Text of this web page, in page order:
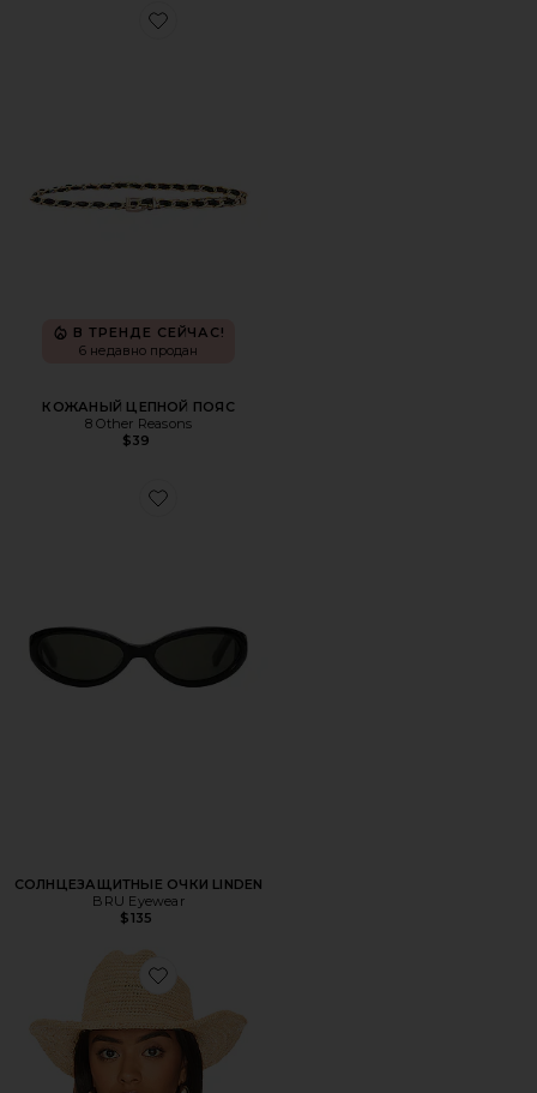
Favorite КОЖАНЫЙ ЦЕПНОЙ ПОЯС
В ТРЕНДЕ СЕЙЧАС!
6 недавно продан
КОЖАНЫЙ ЦЕПНОЙ ПОЯС
8 Other Reasons
$39
Favorite СОЛНЦЕЗАЩИТНЫЕ ОЧКИ LINDEN
СОЛНЦЕЗАЩИТНЫЕ ОЧКИ LINDEN
BRU Eyewear
$135
Favorite КОВБОЙСКАЯ ШЛЯПА RAFFIA COWBOY